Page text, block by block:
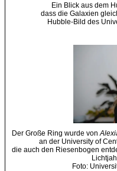
Ein Blick aus dem
dass die Galaxien
Hubble-Bild des
Der Große Ring wurde von
an der University of
die auch den Riesenbogen
Foto: